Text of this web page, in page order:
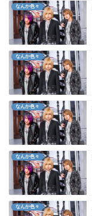
なんか色々
なんか色々
なんか色々
なんか色々
なんか色々